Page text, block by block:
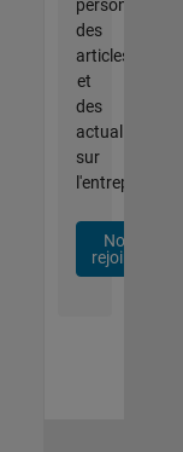
personnalisées,
des
articles
et
des
actualités
sur
l'entreprise.
Nous
rejoindre